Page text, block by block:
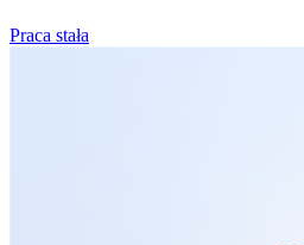
Praca stała